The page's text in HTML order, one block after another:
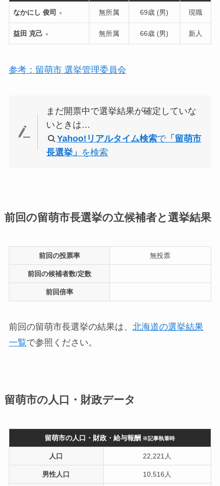
なかにし 俊司 ▼ 無所属 69歳 (男) 現職
益田 克己 ▼ 無所属 66歳 (男) 新人
参考：留萌市 選挙管理委員会
まだ開票中で選挙結果が確定していな
いときは…
Yahoo!リアルタイム検索で「留萌市
長選挙」 を検索
前回の留萌市長選挙の立候補者と選挙結果
前回の投票率 無投票
前回の候補者数/定数
前回倍率
前回の留萌市長選挙の結果は、 北海道の選挙結果
一覧で参照ください。
留萌市の人口・財政データ
留萌市の人口・財政・給与報酬 ※記事執筆時
人口 22,221人
男性人口 10,516人